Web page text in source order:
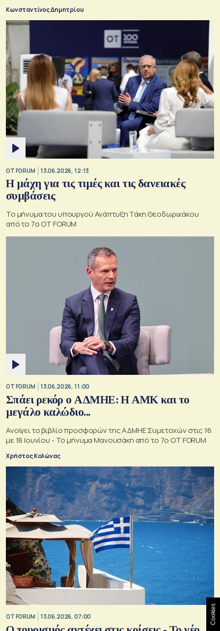
Κωνσταντίνος Δημητρίου
OT FORUM 13.06.2026, 12:13
Η μάχη για τις τιμές και τις δανειακές
συμβάσεις
Το μήνυμα του υπουργού Ανάπτυξη Τάκη Θεοδωρικάκου
από το 7ο OT FORUM
OT FORUM 13.06.2026, 11:00
Σπάει ρεκόρ ο ΑΔΜΗΕ: Η ΑΜΚ και το
μεγάλο καλώδιο...
Ανοίγει το βιβλίο προσφορών της ΑΔΜΗΕ Συμετοχών στις 16
με 18 Ιουνίου - Το μήνυμα Μανουσάκη από το 7ο OT FORUM
Χρήστος Κολώνας
OT FORUM 13.06.2026, 07:00 Cookies